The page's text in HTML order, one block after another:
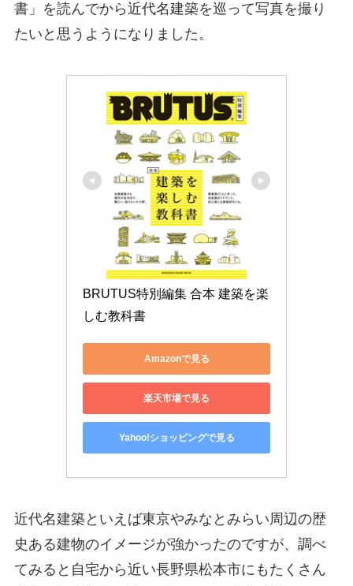
書」を読んでから近代名建築を巡って写真を撮り
たいと思うようになりました。
BRUTUS特別編集 合本 建築を楽
しむ教科書
Amazonで見る
楽天市場で見る
Yahoo!ショッピングで見る
近代名建築といえば東京やみなとみらい周辺の歴
史ある建物のイメージが強かったのですが、調べ
てみると自宅から近い長野県松本市にもたくさん